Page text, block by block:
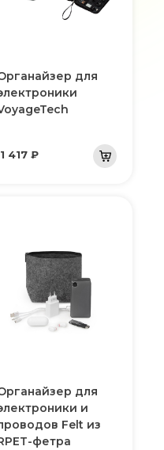
для
1 417 ₽
для
и
Felt из
фетра